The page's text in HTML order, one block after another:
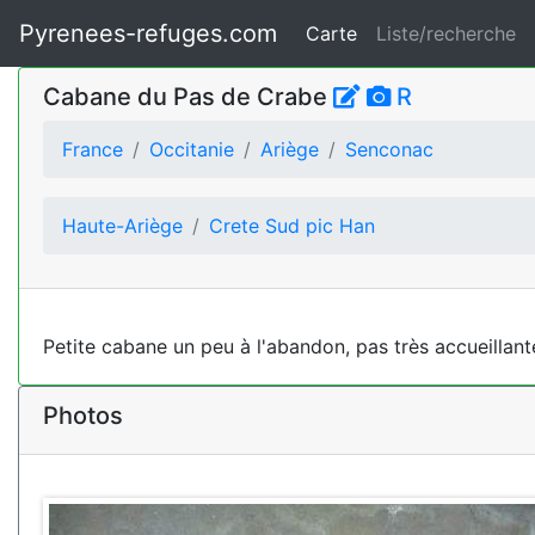
Pyrenees-refuges.com Carte Liste/recherche
Cabane du Pas de Crabe R
France Occitanie Ariège Senconac
Haute-Ariège Crete Sud pic Han
Petite cabane un peu à l'abandon, pas très
Photos